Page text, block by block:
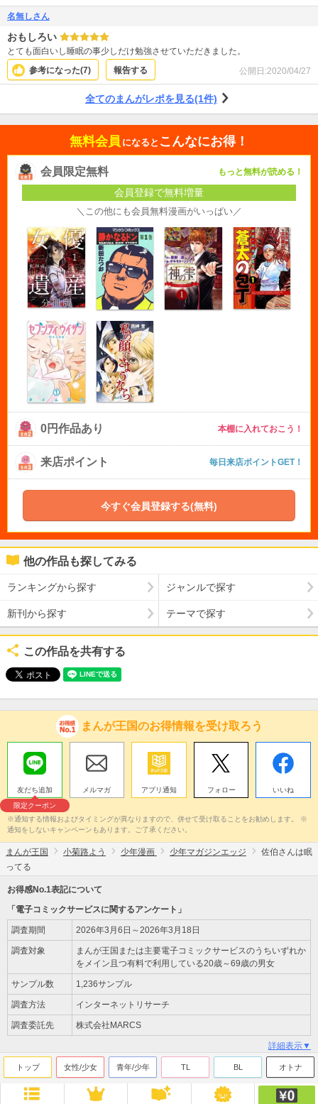
名無しさん
おもしろい
とても面白いし睡眠の事少しだけ勉強させていただきました。
参考になった(7) 報告する 公開日:2020/04/27
全てのまんがレポを見る(1件)
無料会員 になると こんなにお得！
会員限定無料 もっと無料が読める！
会員登録で無料増量
＼この他にも会員無料漫画がいっぱい／
0円作品あり 本棚に入れておこう！
来店ポイント 毎日来店ポイントGET！
今すぐ会員登録する(無料)
他の作品も探してみる
ランキングから探す ジャンルで探す
新刊から探す テーマで探す
この作品を共有する
まんが王国のお得情報を受け取ろう
友だち追加
限定クーポン
メルマガ アプリ通知 フォロー いいね
※通知する情報およびタイミングが異なりますので、併せて受け取ることをお勧めします。 ※
通知をしないキャンペーンもあります。ご了承ください。
まんが王国 小菊路よう 少年漫画 少年マガジンエッジ
佐伯さんは眠
ってる
お得感No.1表記について
「電子コミックサービスに関するアンケート」
調査期間 2026年3月6日～2026年3月18日
調査対象
まんが王国または主要電子コミックサービスのうちいずれか
をメイン且つ有料で利用している20歳～69歳の男女
サンプル数 1,236サンプル
調査方法 インターネットリサーチ
調査委託先 株式会社MARCS
詳細表示▼
トップ 女性/少女 青年/少年 TL BL オトナ